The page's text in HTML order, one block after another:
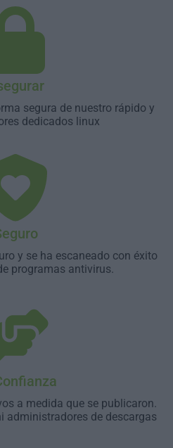
segura de nuestro rápido y
dedicados linux
y se ha escaneado con éxito
programas antivirus.
a medida que se publicaron.
administradores de descargas